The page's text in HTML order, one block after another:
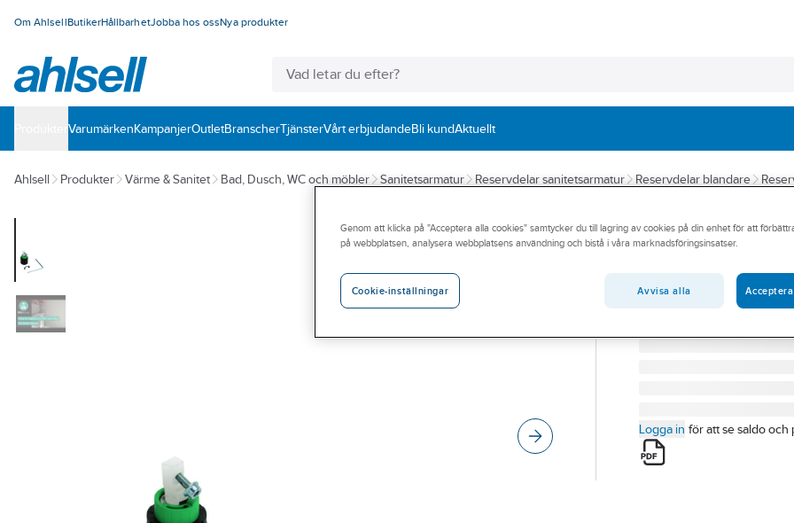
Om AhlsellButikerHållbarhetJobba hos ossNya produkter
VarumärkenKampanjerOutletBranscherTjänsterVårt erbjudandeBli kundAktuellt
Ahlsell Produkter Värme & Sanitet Bad, Dusch, WC och möbler Sanitetsarmatur Reservdelar sanitetsarmatur Reservdelar blandare
HANSGROHE
Insats
HANSGROHE M2
Artikelnummer:
8227089
92730000
Logga in för att se saldo och
Genom att klicka på "Acceptera alla cookies" samtycker du till lagring av cookies på din enhet för att
på webbplatsen, analysera webbplatsens användning och bistå i våra marknadsföringsinsatser.
Cookie-inställningar Avvisa alla